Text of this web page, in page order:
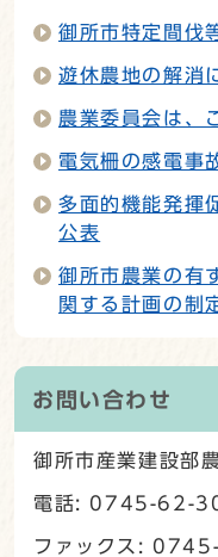
御所市特定間伐
遊休農地の解消
農業委員会は、
電気柵の感電事
多面的機能発揮
公表
御所市農業の有
関する計画の制
お問い合わせ
御所市産業建設部
電話: 0745-62-
ファックス: